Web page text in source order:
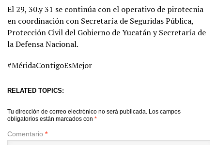
El 29, 30.y 31 se continúa con el operativo de pirotecnia
en coordinación con Secretaría de Seguridas Pública,
Protección Civil del Gobierno de Yucatán y Secretaría de
la Defensa Nacional.
#MéridaContigoEsMejor
RELATED TOPICS:
Tu dirección de correo electrónico no será publicada. Los campos
obligatorios están marcados con *
Comentario *